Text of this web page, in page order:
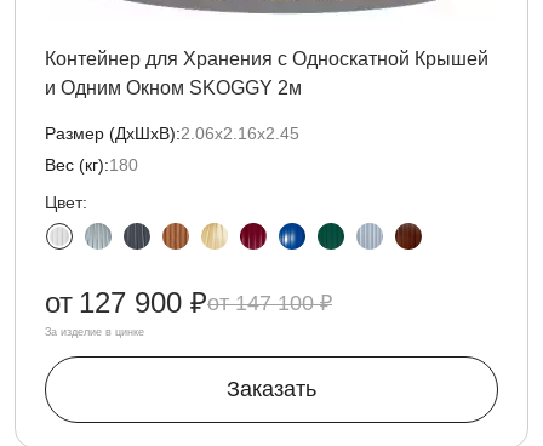
Контейнер для Хранения с Односкатной Крышей
и Одним Окном SKOGGY 2м
Размер (ДxШxВ):2.06х2.16х2.45
Вес (кг):180
Цвет:
147 100 ₽
от 127 900 ₽
За изделие в цинке
Заказать